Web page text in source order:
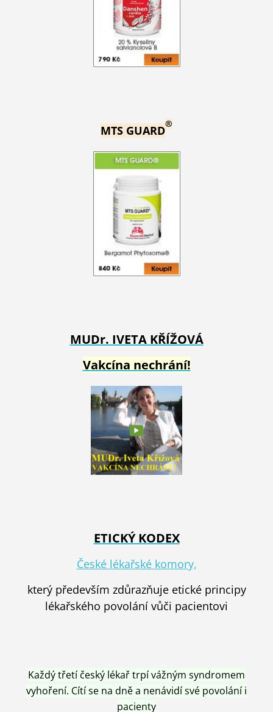
MTS GUARD®
MUDr. IVETA KŘÍŽOVÁ
Vakcína nechrání!
ETICKÝ KODEX
České lékařské komory,
který především zdůrazňuje etické principy
lékařského povolání vůči pacientovi
Každý třetí český lékař trpí vážným syndromem
vyhoření. Cítí se na dně a nenávidí své povolání i
pacienty